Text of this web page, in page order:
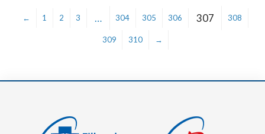
← 1 2 3 … 304 305 306 307 308
309 310 →